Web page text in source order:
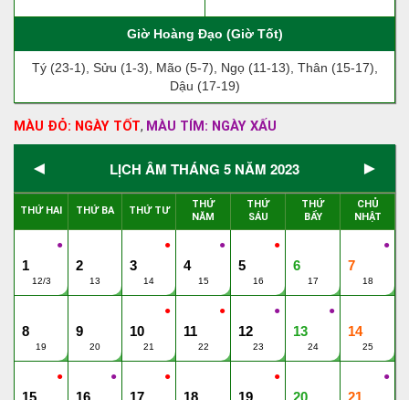
Giờ Hoàng Đạo (Giờ Tốt)
Tý (23-1), Sửu (1-3), Mão (5-7), Ngọ (11-13), Thân (15-17),
Dậu (17-19)
MÀU ĐỎ: NGÀY TỐT, MÀU TÍM: NGÀY XẤU
◄ LỊCH ÂM THÁNG 5 NĂM 2023 ►
THỨ HAI THỨ BA THỨ TƯ
THỨ
NĂM
THỨ
SÁU
THỨ
BẨY
CHỦ
NHẬT
●
1
12/3
2
13
●
3
14
●
4
15
●
5
16
6
17
●
7
18
8
19
9
20
●
10
21
●
11
22
●
12
23
●
13
24
14
25
●
15
●
16
●
17 18
●
19 20
●
21